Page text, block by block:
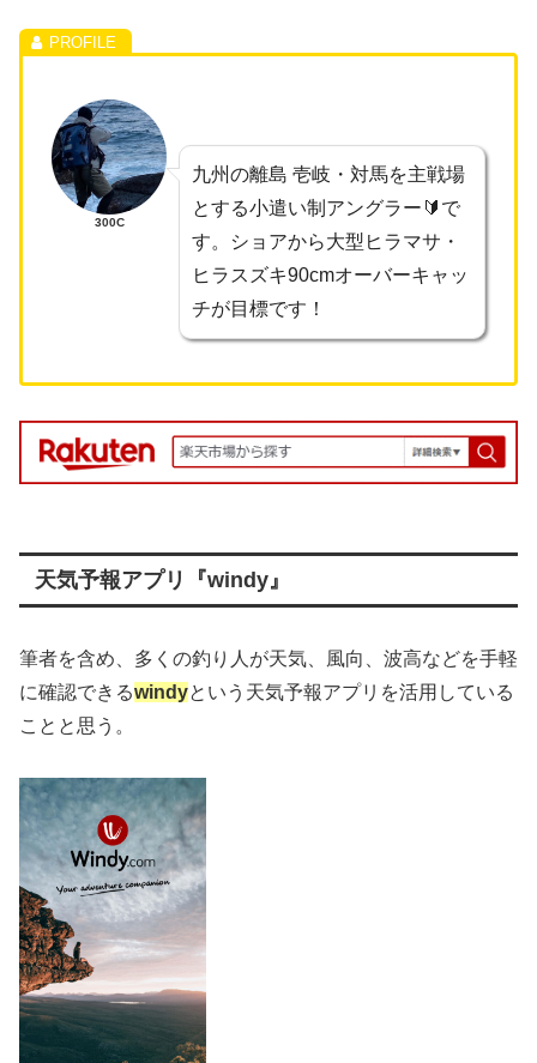
300C
九州の離島 壱岐・対馬を主戦場
とする小遣い制アングラー🔰で
す。ショアから大型ヒラマサ・
ヒラスズキ90cmオーバーキャッ
チが目標です！
天気予報アプリ『windy』
筆者を含め、多くの釣り人が天気、風向、波高などを手軽
に確認できるwindyという天気予報アプリを活用している
ことと思う。